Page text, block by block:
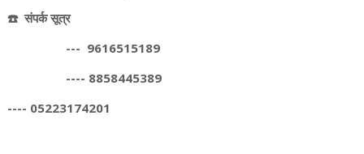
☎️ संपर्क सूत्र
--- 9616515189
---- 8858445389
---- 05223174201